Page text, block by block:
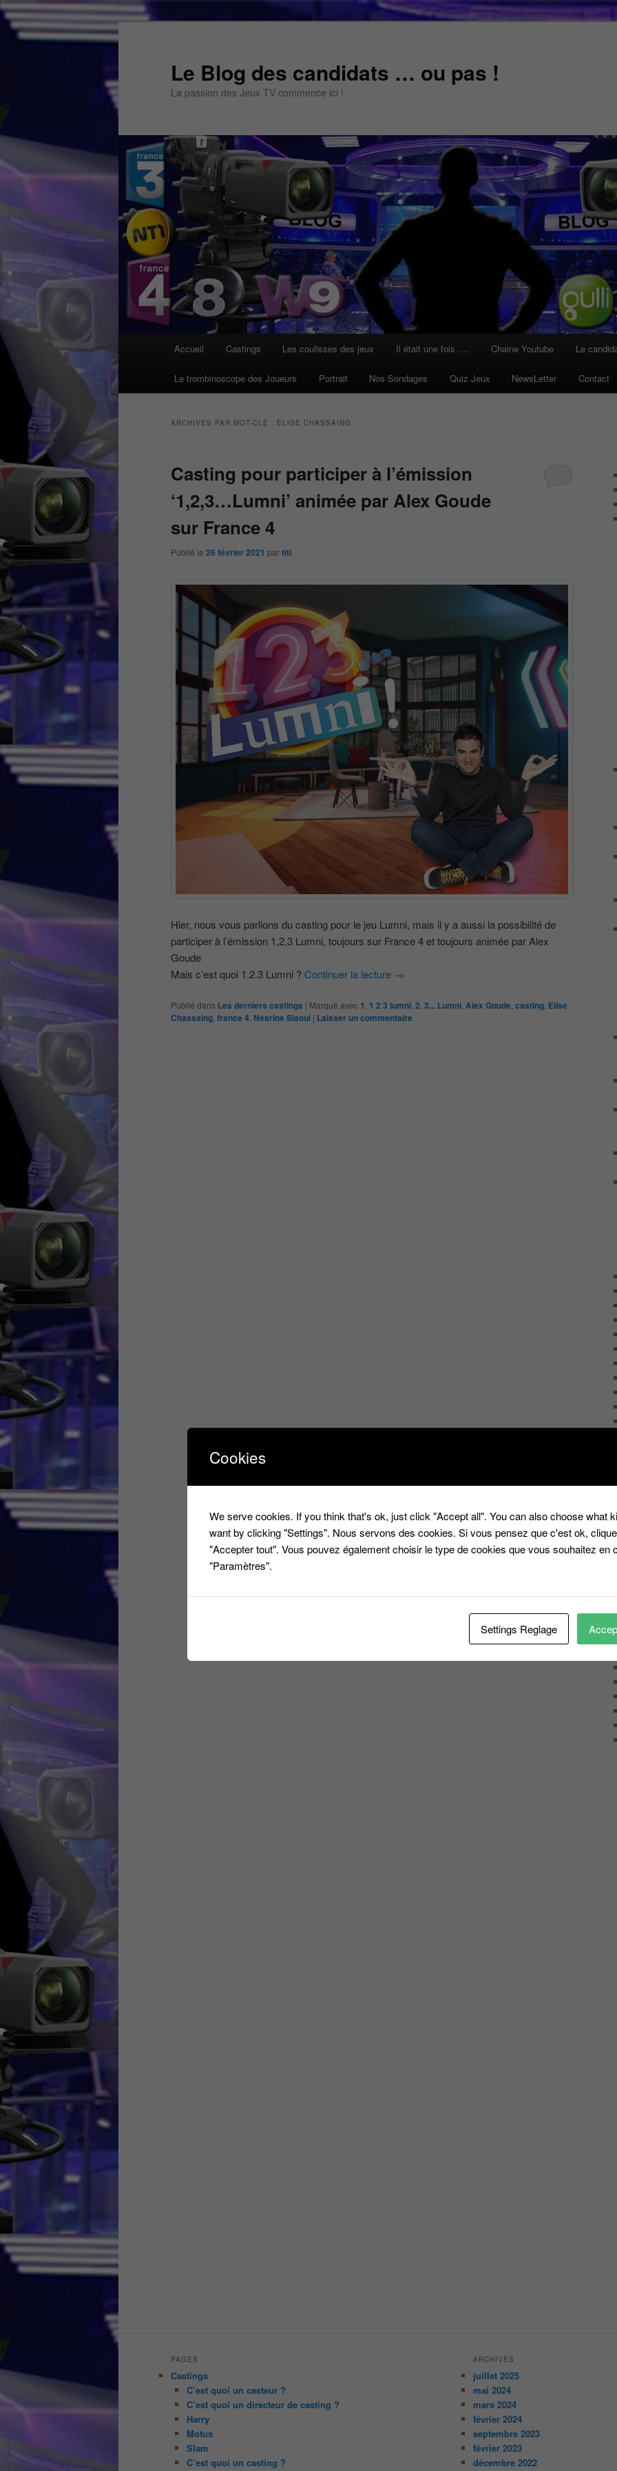
Aller
Aller
Le Blog des candidats … ou pas !
La passion des Jeux TV commence ici !
Accueil Castings Les coulisses des jeux Il était une fois …. Chaine Youtube Le
Le trombinoscope des Joueurs Portrait Nos Sondages Quiz Jeux NewsLetter Contact
ARCHIVES PAR MOT-CLÉ : ELISE CHASSAING
Casting pour participer à l’émission
‘1,2,3…Lumni’ animée par Alex Goude
sur France 4
Publié le 26 février 2021 partiti
Hier, nous vous parlions du casting pour le jeu Lumni, mais il y a aussi la possibilité de
participer à l’émission 1,2,3 Lumni, toujours sur France 4 et toujours animée par Alex
Goude
Mais c’est quoi 1.2.3 Lumni ? Continuer la lecture →
Publié dans Les derniers castings | Marqué avec 1 1 2 3 lumni 2 3... Lumni Alex Goude casting Elise
Chassaing france 4 Nesrine Slaoui | Laisser un commentaire
PAGES
Castings
C’est quoi un casteur ?
C’est quoi un directeur de casting ?
Harry
Motus
Slam
C’est quoi un casting ?
ARCHIVES
juillet 2025
mai 2024
mars 2024
février 2024
septembre 2023
février 2023
décembre 2022
Cookies
We serve cookies. If you think that's ok, just click "Accept all". You can also choose what
want by clicking "Settings". Nous servons des cookies. Si vous pensez que c'est ok,
"Accepter tout". Vous pouvez également choisir le type de cookies que vous souhaitez en
"Paramètres".
Settings Reglage